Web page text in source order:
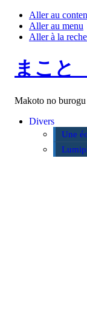
Aller au
Aller au menu
Aller à la
まこ
Makoto no
Divers
Une